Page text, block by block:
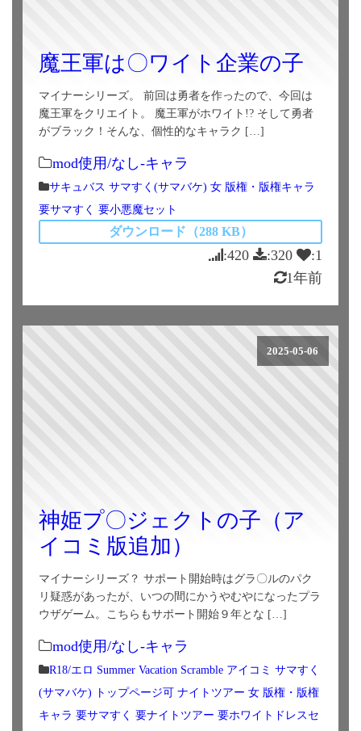
魔王軍は〇ワイト企業の子
マイナーシリーズ。 前回は勇者を作ったので、今回は
魔王軍をクリエイト。 魔王軍がホワイト!? そして勇者
がブラック！そんな、個性的なキャラク […]
mod使用/なし-キャラ
サキュバス サマすく(サマバケ) 女 版権・版権キャラ
要サマすく 要小悪魔セット
ダウンロード（288 KB）
:420 :320
:1
1年前
2025-05-06
神姫プ〇ジェクトの子（ア
イコミ版追加）
マイナーシリーズ？ サポート開始時はグラ〇ルのパク
リ疑惑があったが、いつの間にかうやむやになったプラ
ウザゲーム。こちらもサポート開始９年とな […]
mod使用/なし-キャラ
R18/エロ Summer Vacation Scramble アイコミ サマすく
(サマバケ)
トップページ可 ナイトツアー 女 版権・版権
キャラ 要サマすく 要ナイトツアー 要ホワイトドレスセ